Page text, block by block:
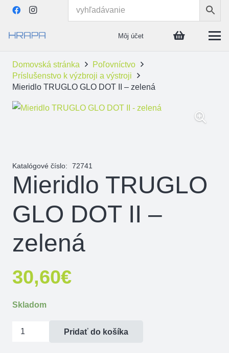
Môj účet
Domovská stránka
Poľovníctvo
Príslušenstvo k výzbroji a výstroji
Mieridlo TRUGLO GLO DOT II – zelená
Katalógové číslo: 72741
Mieridlo TRUGLO
GLO DOT II –
zelená
30,60€
Skladom
množstvo
Pridať do košíka